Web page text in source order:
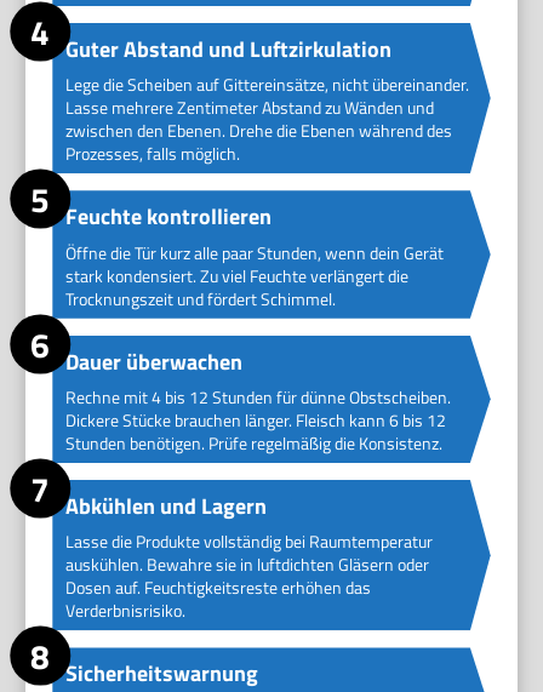
Guter Abstand und Luftzirkulation
Lege die Scheiben auf Gittereinsätze, nicht übereinander.
Lasse mehrere Zentimeter Abstand zu Wänden und
zwischen den Ebenen. Drehe die Ebenen während des
Prozesses, falls möglich.
Feuchte kontrollieren
Öffne die Tür kurz alle paar Stunden, wenn dein Gerät
stark kondensiert. Zu viel Feuchte verlängert die
Trocknungszeit und fördert Schimmel.
Dauer überwachen
Rechne mit 4 bis 12 Stunden für dünne Obstscheiben.
Dickere Stücke brauchen länger. Fleisch kann 6 bis 12
Stunden benötigen. Prüfe regelmäßig die Konsistenz.
Abkühlen und Lagern
Lasse die Produkte vollständig bei Raumtemperatur
auskühlen. Bewahre sie in luftdichten Gläsern oder
Dosen auf. Feuchtigkeitsreste erhöhen das
Verderbnisrisiko.
Sicherheitswarnung